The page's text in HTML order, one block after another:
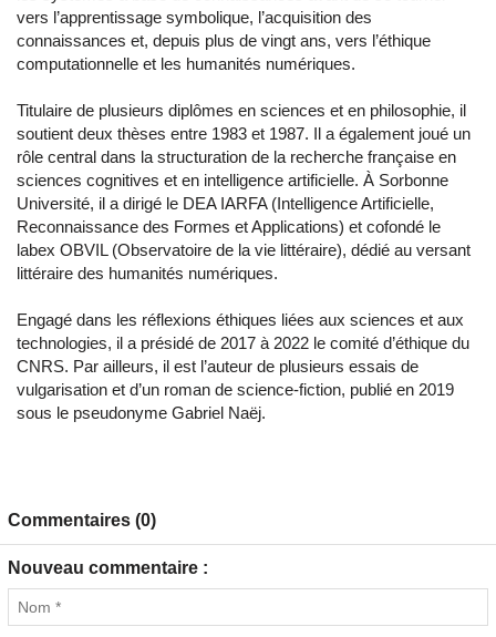
vers l’apprentissage symbolique, l’acquisition des
connaissances et, depuis plus de vingt ans, vers l’éthique
computationnelle et les humanités numériques.
Titulaire de plusieurs diplômes en sciences et en philosophie, il
soutient deux thèses entre 1983 et 1987. Il a également joué un
rôle central dans la structuration de la recherche française en
sciences cognitives et en intelligence artificielle. À Sorbonne
Université, il a dirigé le DEA IARFA (Intelligence Artificielle,
Reconnaissance des Formes et Applications) et cofondé le
labex OBVIL (Observatoire de la vie littéraire), dédié au versant
littéraire des humanités numériques.
Engagé dans les réflexions éthiques liées aux sciences et aux
technologies, il a présidé de 2017 à 2022 le comité d’éthique du
CNRS. Par ailleurs, il est l’auteur de plusieurs essais de
vulgarisation et d’un roman de science-fiction, publié en 2019
sous le pseudonyme Gabriel Naëj.
Commentaires (0)
Nouveau commentaire :